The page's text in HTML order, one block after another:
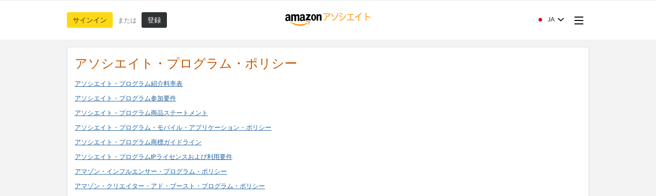
サインイン または 登録 JA
アソシエイト・プログラム・ポリシー
アソシエイト・プログラム紹介料率表
アソシエイト・プログラム参加要件
アソシエイト・プログラム商品ステートメント
アソシエイト・プログラム・モバイル・アプリケーション・ポリシー
アソシエイト・プログラム商標ガイドライン
アソシエイト・プログラムIPライセンスおよび利用要件
アマゾン・インフルエンサー・プログラム・ポリシー
アマゾン・クリエイター・アド・ブースト・プログラム・ポリシー